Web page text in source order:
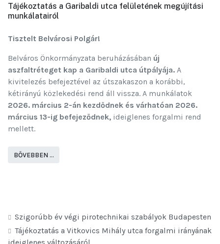
Tájékoztatás a Garibaldi utca felületének megújítási
munkálatairól
Tisztelt Belvárosi Polgár!
Belváros Önkormányzata beruházásában új
aszfaltréteget kap a Garibaldi utca útpályája. A
kivitelezés befejeztével az útszakaszon a korábbi,
kétirányú közlekedési rend áll vissza. A munkálatok
2026. március 2-án kezdődnek és várhatóan 2026.
március 13-ig befejeződnek, ideiglenes forgalmi rend
mellett.
BŐVEBBEN …
Szigorúbb év végi pirotechnikai szabályok Budapesten
Tájékoztatás a Vitkovics Mihály utca forgalmi irányának